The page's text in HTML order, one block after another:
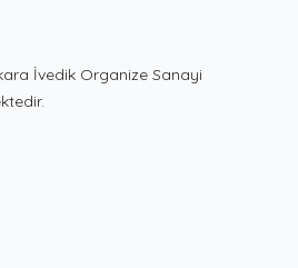
İvedik Organize Sanayi